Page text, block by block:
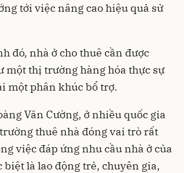
tới việc nâng cao hiệu quả sử
đó, nhà ở cho thuê cần được
một thị trường hàng hóa thực sự
một phân khúc bổ trợ.
Văn Cường, ở nhiều quốc gia
thuê nhà đóng vai trò rất
việc đáp ứng nhu cầu nhà ở của
biệt là lao động trẻ, chuyên gia,